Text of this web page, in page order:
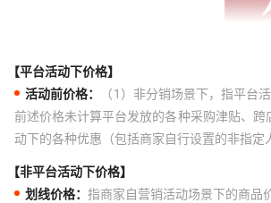
【平台活动下价格】
活动前价格：
（1）非分销场景下，指平台
前述价格未计算平台发放的各种采购津贴、
动下的各种优惠（包括商家自行设置的非指
【非平台活动下价格】
划线价格： 指商家自营销活动场景下的商品